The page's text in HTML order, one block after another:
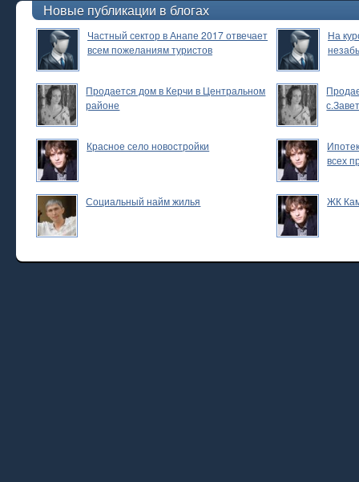
Новые публикации в блогах
Частный сектор в Анапе 2017 отвечает
всем пожеланиям туристов
На
Продается дом в Керчи в Центральном
районе
Красное село новостройки
всех
Социальный найм жилья ЖК